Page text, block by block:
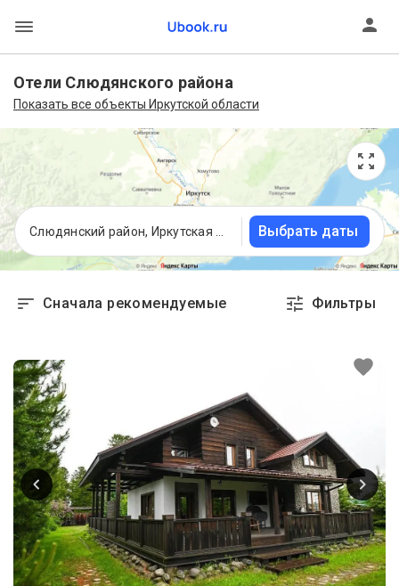
Отели Слюдянского района
Показать все объекты Иркутской области
Выбрать даты
Сначала рекомендуемые Фильтры